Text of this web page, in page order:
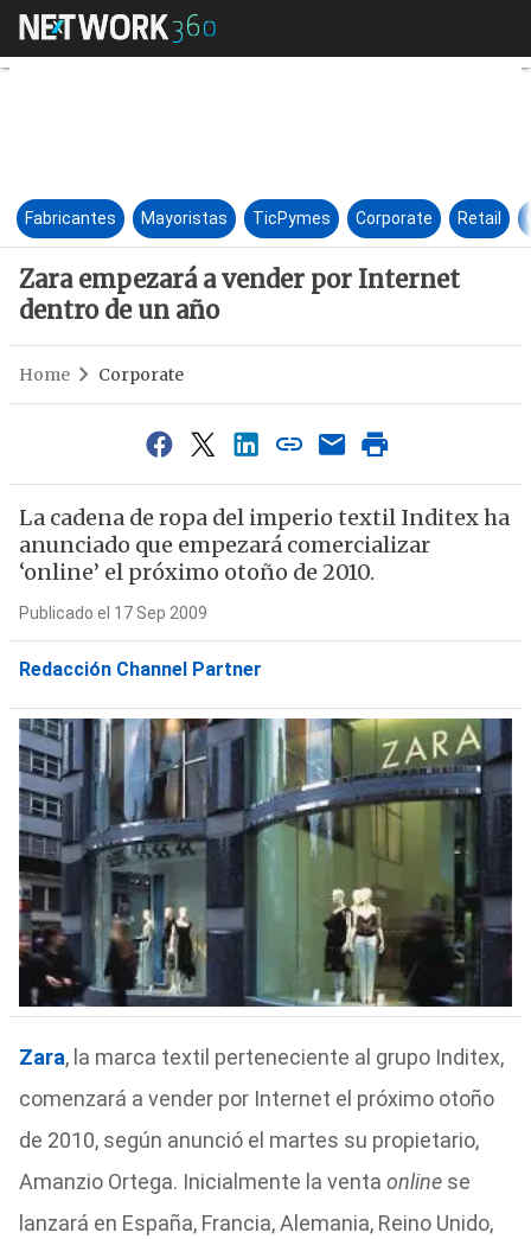
Zara empezará a vender por
Fabricantes Mayoristas TicPymes Corporate Retail
Zara empezará a vender por Internet
dentro de un año
Home Corporate
La cadena de ropa del imperio textil Inditex ha
anunciado que empezará comercializar
‘online’ el próximo otoño de 2010.
Publicado el 17 Sep 2009
Redacción Channel Partner
Zara, la marca textil perteneciente al grupo Inditex,
comenzará a vender por Internet el próximo otoño
de 2010, según anunció el martes su propietario,
Amanzio Ortega. Inicialmente la venta online se
lanzará en España, Francia, Alemania, Reino Unido,